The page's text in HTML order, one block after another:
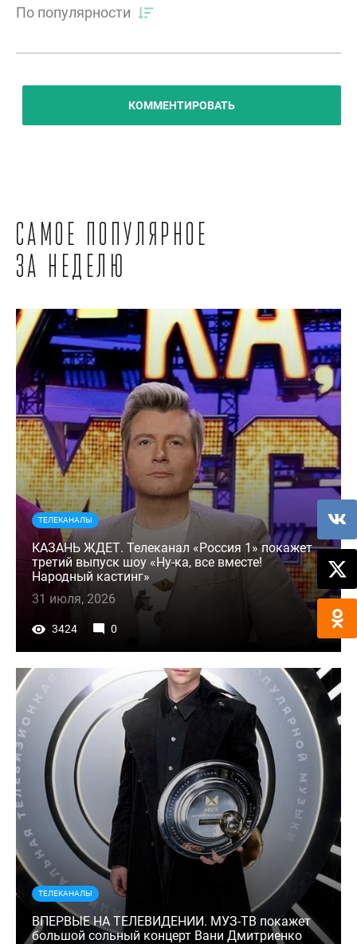
По популярности
КОММЕНТИРОВАТЬ
Самое популярное
за неделю
ТЕЛЕКАНАЛЫ
КАЗАНЬ ЖДЕТ. Телеканал «Россия 1» покажет
третий выпуск шоу «Ну-ка, все вместе!
Народный кастинг»
31 июля, 2026
3424 0
ТЕЛЕКАНАЛЫ
ВПЕРВЫЕ НА ТЕЛЕВИДЕНИИ. МУЗ-ТВ покажет
большой сольный концерт Вани Дмитриенко